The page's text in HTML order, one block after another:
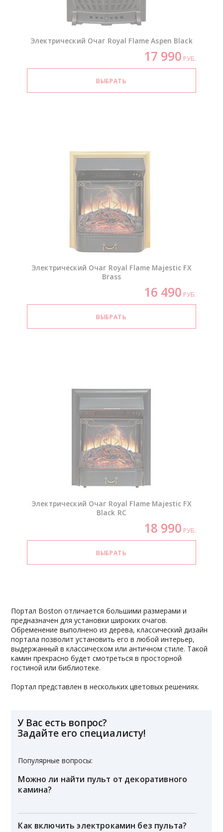
Электрический Очаг Royal Flame Aspen Black
17 990 РУБ.
Электрический Очаг Royal Flame Majestic FX
Brass
16 490 РУБ.
Электрический Очаг Royal Flame Majestic FX
Black RC
18 990 РУБ.
Портал Boston отличается большими размерами и
предназначен для установки широких очагов.
Обременение выполнено из дерева, классический дизайн
портала позволит установить его в любой интерьер,
выдержанный в классическом или античном стиле. Такой
камин прекрасно будет смотреться в просторной
гостиной или библиотеке.
Портал представлен в нескольких цветовых решениях.
У Вас есть вопрос?
Задайте его специалисту!
Популярные вопросы:
Можно ли найти пульт от декоративного
камина?
Как включить электрокамин без пульта?